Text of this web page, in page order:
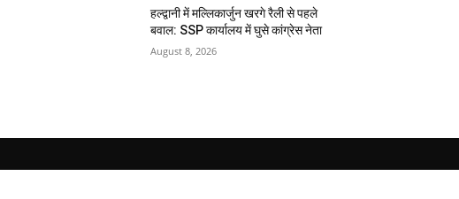
हल्द्वानी में मल्लिकार्जुन खरगे रैली से पहले
बवाल: SSP कार्यालय में घुसे कांग्रेस नेता
August 8, 2026